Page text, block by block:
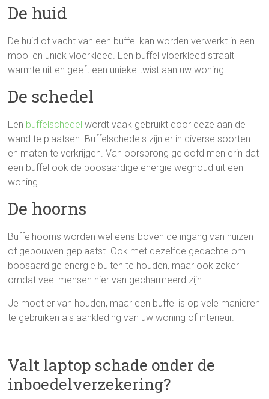
De huid
De huid of vacht van een buffel kan worden verwerkt in een
mooi en uniek vloerkleed. Een buffel vloerkleed straalt
warmte uit en geeft een unieke twist aan uw woning.
De schedel
Een buffelschedel wordt vaak gebruikt door deze aan de
wand te plaatsen. Buffelschedels zijn er in diverse soorten
en maten te verkrijgen. Van oorsprong geloofd men erin dat
een buffel ook de boosaardige energie weghoud uit een
woning.
De hoorns
Buffelhoorns worden wel eens boven de ingang van huizen
of gebouwen geplaatst. Ook met dezelfde gedachte om
boosaardige energie buiten te houden, maar ook zeker
omdat veel mensen hier van gecharmeerd zijn.
Je moet er van houden, maar een buffel is op vele manieren
te gebruiken als aankleding van uw woning of interieur.
Valt laptop schade onder de
inboedelverzekering?